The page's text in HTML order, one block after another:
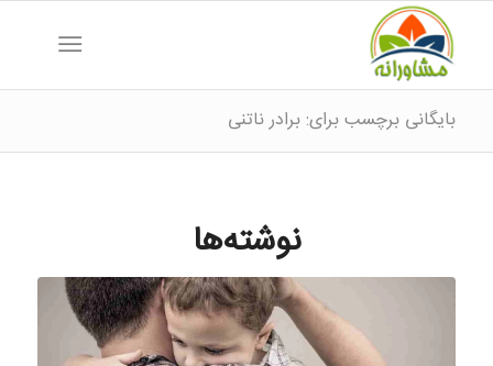
بایگانی برچسب برای: برادر ناتنی
نوشته‌ها